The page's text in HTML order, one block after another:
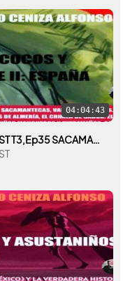
04:04:43
CENIZA DA MORTE PODCAST T3,Ep35 SACAMANTECAS, COCOS Y ASUSTANIÑOS PARTE II: ESPAÑA